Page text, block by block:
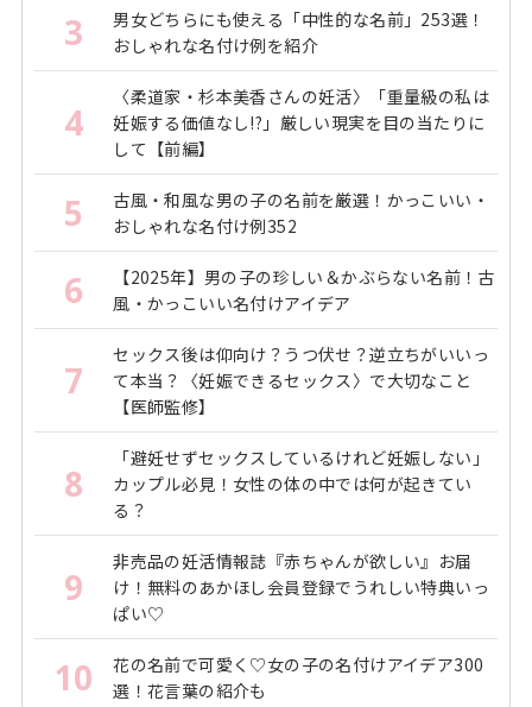
3
男女どちらにも使える「中性的な名前」253選！
おしゃれな名付け例を紹介
4
〈柔道家・杉本美香さんの妊活〉「重量級の私は
妊娠する価値なし!?」厳しい現実を目の当たりに
して【前編】
5
古風・和風な男の子の名前を厳選！かっこいい・
おしゃれな名付け例352
6
【2025年】男の子の珍しい＆かぶらない名前！古
風・かっこいい名付けアイデア
7
セックス後は仰向け？うつ伏せ？逆立ちがいいっ
て本当？〈妊娠できるセックス〉で大切なこと
【医師監修】
8
「避妊せずセックスしているけれど妊娠しない」
カップル必見！女性の体の中では何が起きてい
る？
9
非売品の妊活情報誌『赤ちゃんが欲しい』お届
け！無料のあかほし会員登録でうれしい特典いっ
ぱい♡
10
花の名前で可愛く♡女の子の名付けアイデア300
選！花言葉の紹介も